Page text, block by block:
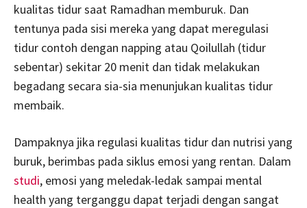
kualitas tidur saat Ramadhan memburuk. Dan
tentunya pada sisi mereka yang dapat meregulasi
tidur contoh dengan napping atau Qoilullah (tidur
sebentar) sekitar 20 menit dan tidak melakukan
begadang secara sia-sia menunjukan kualitas tidur
membaik.
Dampaknya jika regulasi kualitas tidur dan nutrisi yang
buruk, berimbas pada siklus emosi yang rentan. Dalam
studi, emosi yang meledak-ledak sampai mental
health yang terganggu dapat terjadi dengan sangat